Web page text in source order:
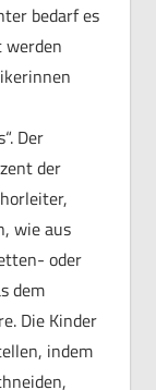
bedarf es
werden
Der
der
wie aus
oder
dem
Die Kinder
indem